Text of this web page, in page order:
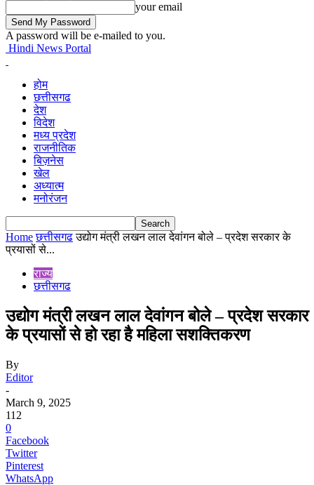
your email
A password will be e-mailed to you.
Hindi News Portal
होम
छत्तीसगढ
देश
विदेश
मध्य प्रदेश
राजनीतिक
बिज़नेस
खेल
अध्यात्म
मनोरंजन
Home छत्तीसगढ उद्योग मंत्री लखन लाल देवांगन बोले – प्रदेश सरकार के
प्रयासों से...
राज्य
छत्तीसगढ
उद्योग मंत्री लखन लाल देवांगन बोले – प्रदेश सरकार
के प्रयासों से हो रहा है महिला सशक्तिकरण
By
Editor
-
March 9, 2025
112
0
Facebook
Twitter
Pinterest
WhatsApp